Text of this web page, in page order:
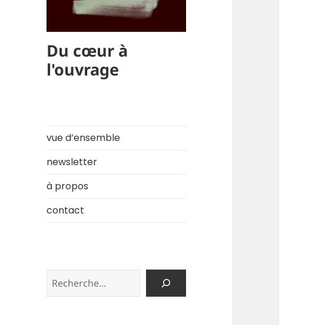
Du cœur à
l'ouvrage
vue d’ensemble
newsletter
à propos
contact